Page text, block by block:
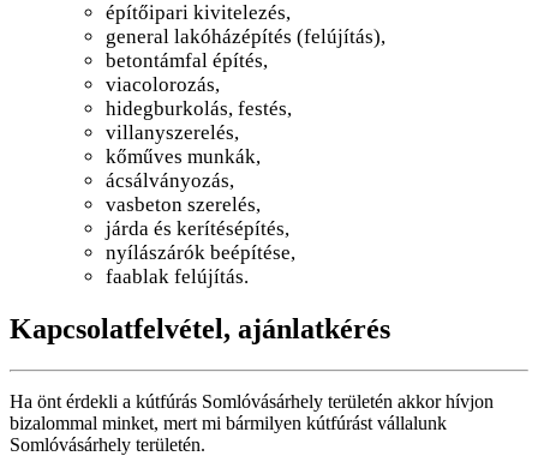
építőipari kivitelezés,
general lakóházépítés (felújítás),
betontámfal építés,
viacolorozás,
hidegburkolás, festés,
villanyszerelés,
kőműves munkák,
ácsálványozás,
vasbeton szerelés,
járda és kerítésépítés,
nyílászárók beépítése,
faablak felújítás.
Kapcsolatfelvétel, ajánlatkérés
Ha önt érdekli a kútfúrás Somlóvásárhely területén akkor hívjon
bizalommal minket, mert mi bármilyen kútfúrást vállalunk
Somlóvásárhely területén.